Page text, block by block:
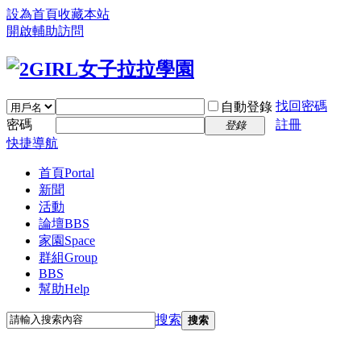
設為首頁收藏本站
開啟輔助訪問
自動登錄 找回密碼
密碼
登錄
註冊
快捷導航
首頁Portal
新聞
活動
論壇BBS
家園 Space
群組Group
BBS
幫助Help
搜索 搜索